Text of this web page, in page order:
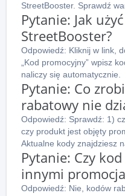
StreetBooster. Sprawdź
Pytanie: Jak
StreetBooster?
Odpowiedź: Kliknij w link,
„Kod promocyjny” wpisz
naliczy się automatycznie.
Pytanie: Co
rabatowy nie
Odpowiedź: Sprawdź: 1)
czy produkt jest objęty
Aktualne kody znajdziesz
Pytanie: Czy
innymi
Odpowiedź: Nie, kodów